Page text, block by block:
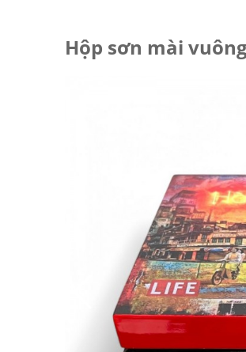
Hộp sơn mài